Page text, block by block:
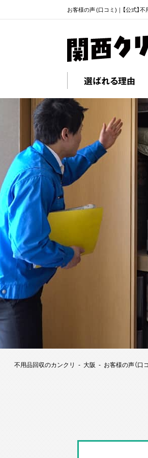
お客様の声 (口コミ)｜【公式】
選ばれる理由
不用品回収のカンクリ 大阪 お客様の声（口